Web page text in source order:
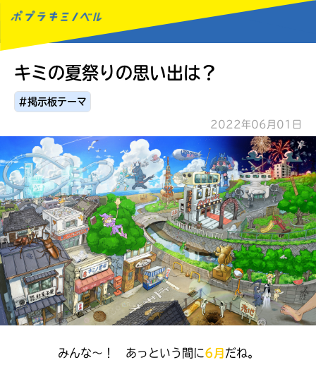
MENU
読みたい本が
見つかる
みんなとおしゃべり
キミの夏祭りの思い出は？
#掲示板テーマ
2022年06月01日
みんな～！ あっという間に6月 だね。